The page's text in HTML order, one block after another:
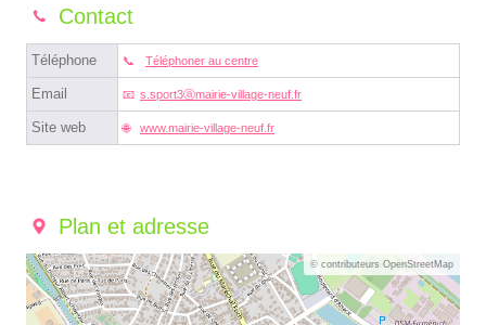
Contact
Téléphone Téléphoner au centre
Email s.sport3ⓐmairie-village-neuf.fr
Site web www.mairie-village-neuf.fr
Plan et adresse
© contributeurs OpenStreetMap